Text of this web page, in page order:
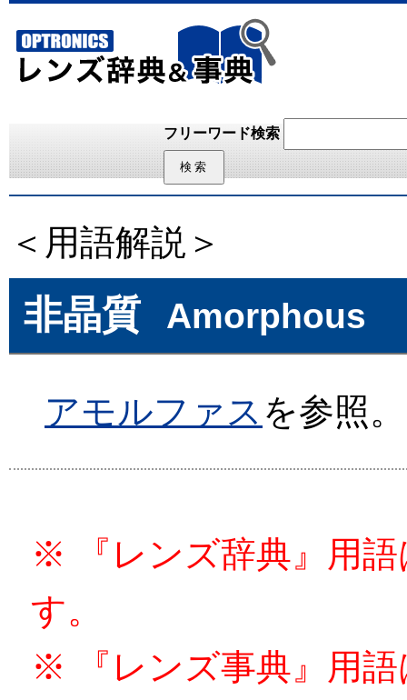
フリーワード検索
＜用語解説＞
非晶質 Amorphous
アモルファス を参照。
※ 『レンズ辞典』用
す。
※ 『レンズ事典』用